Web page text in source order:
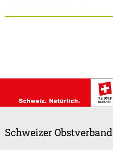
Schweizer Obstverband